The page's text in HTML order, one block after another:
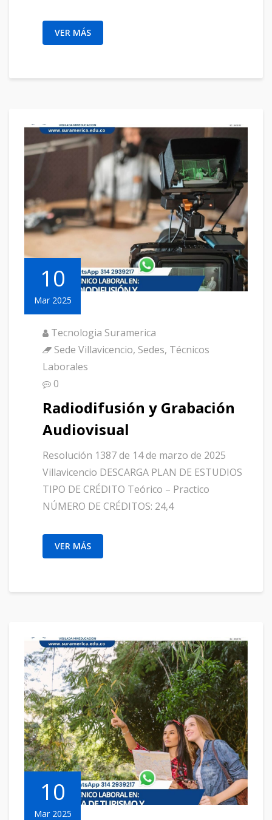
VER MÁS
10
Mar 2025
Tecnologia Suramerica
Sede Villavicencio, Sedes, Técnicos
Laborales
0
Radiodifusión y Grabación
Audiovisual
Resolución 1387 de 14 de marzo de 2025
Villavicencio DESCARGA PLAN DE ESTUDIOS
TIPO DE CRÉDITO Teórico – Practico
NÚMERO DE CRÉDITOS: 24,4
VER MÁS
10
Mar 2025